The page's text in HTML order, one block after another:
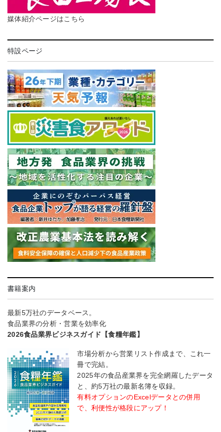
媒体紹介ページはこちら
特設ページ
書籍案内
最新5万社のデータベース。
食品業界の分析・営業を効率化
2026食品業界ビジネスガイド【食糧年鑑】
市場分析から営業リスト作成まで、これ一
冊で完結。
2025年の食品産業界を完全網羅したデータ
と、約5万社の最新名簿を収録。
有料オプションのExcelデータとの併用
で、利便性が格段にアップ！